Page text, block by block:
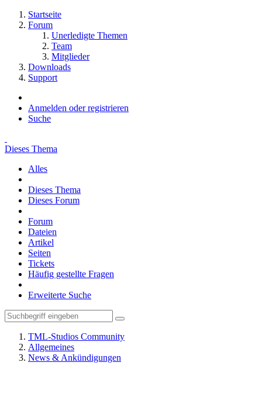
Startseite
Forum
Unerledigte Themen
Team
Mitglieder
Downloads
Support
Anmelden oder registrieren
Suche
Dieses Thema
Alles
Dieses Thema
Dieses Forum
Forum
Dateien
Artikel
Seiten
Tickets
Häufig gestellte Fragen
Erweiterte Suche
TML-Studios Community
Allgemeines
News & Ankündigungen